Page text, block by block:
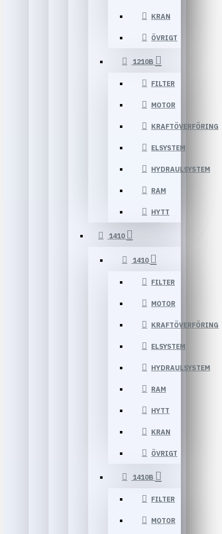
KRAN
ÖVRIGT
1210B
FILTER
MOTOR
KRAFTÖVERFÖRING
ELSYSTEM
HYDRAULSYSTEM
RAM
HYTT
1410
1410
FILTER
MOTOR
KRAFTÖVERFÖRING
ELSYSTEM
HYDRAULSYSTEM
RAM
HYTT
KRAN
ÖVRIGT
1410B
FILTER
MOTOR